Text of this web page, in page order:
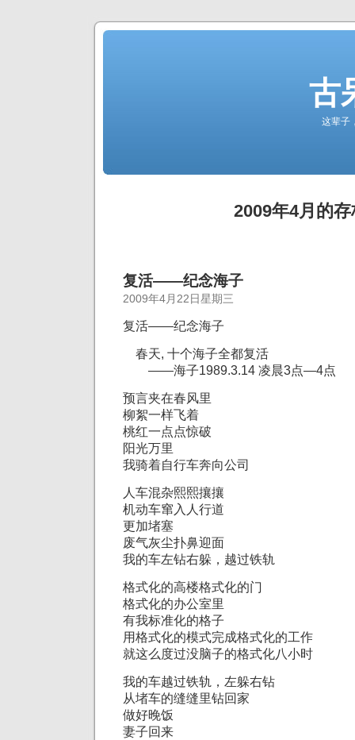
古
这辈子
2009年4月的存
复活——纪念海子
2009年4月22日星期三
复活——纪念海子
春天, 十个海子全都复活
——海子1989.3.14 凌晨3点—4点
预言夹在春风里
柳絮一样飞着
桃红一点点惊破
阳光万里
我骑着自行车奔向公司
人车混杂熙熙攘攘
机动车窜入人行道
更加堵塞
废气灰尘扑鼻迎面
我的车左钻右躲，越过铁轨
格式化的高楼格式化的门
格式化的办公室里
有我标准化的格子
用格式化的模式完成格式化的工作
就这么度过没脑子的格式化八小时
我的车越过铁轨，左躲右钻
从堵车的缝缝里钻回家
做好晚饭
妻子回来